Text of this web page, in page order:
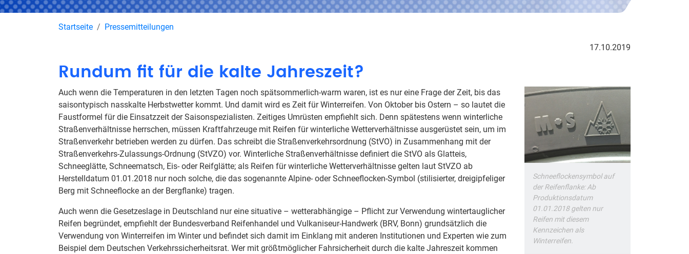
Startseite Pressemitteilungen
17.10.2019
Rundum fit für die kalte Jahreszeit?
Auch wenn die Temperaturen in den letzten Tagen noch spätsommerlich-warm waren, ist es nur eine Frage der Zeit, bis das
saisontypisch nasskalte Herbstwetter kommt. Und damit wird es Zeit für Winterreifen. Von Oktober bis Ostern – so lautet die
Faustformel für die Einsatzzeit der Saisonspezialisten. Zeitiges Umrüsten empfiehlt sich. Denn spätestens wenn winterliche
Straßenverhältnisse herrschen, müssen Kraftfahrzeuge mit Reifen für winterliche Wetterverhältnisse ausgerüstet sein, um im
Straßenverkehr betrieben werden zu dürfen. Das schreibt die Straßenverkehrsordnung (StVO) in Zusammenhang mit der
Straßenverkehrs-Zulassungs-Ordnung (StVZO) vor. Winterliche Straßenverhältnisse definiert die StVO als Glatteis,
Schneeglätte, Schneematsch, Eis- oder Reifglätte; als Reifen für winterliche Wetterverhältnisse gelten laut StVZO ab
Herstelldatum 01.01.2018 nur noch solche, die das sogenannte Alpine- oder Schneeflocken-Symbol (stilisierter, dreigipfeliger
Berg mit Schneeflocke an der Bergflanke) tragen.
Auch wenn die Gesetzeslage in Deutschland nur eine situative – wetterabhängige – Pflicht zur Verwendung wintertauglicher
Reifen begründet, empfiehlt der Bundesverband Reifenhandel und Vulkaniseur-Handwerk (BRV, Bonn) grundsätzlich die
Verwendung von Winterreifen im Winter und befindet sich damit im Einklang mit anderen Institutionen und Experten wie zum
Beispiel dem Deutschen Verkehrssicherheitsrat. Wer mit größtmöglicher Fahrsicherheit durch die kalte Jahreszeit kommen
Schneeflockensymbol auf
der Reifenflanke: Ab
Produktionsdatum
01.01.2018 gelten nur
Reifen mit diesem
Kennzeichen als
Winterreifen.